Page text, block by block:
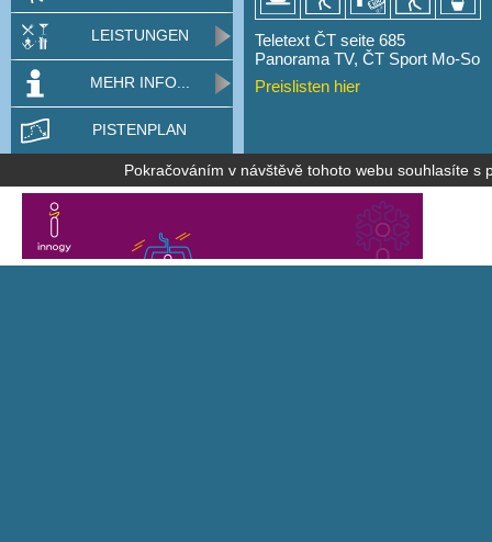
Teletext ČT seite 685
Panorama TV, ČT Sport Mo-So
Preislisten hier
LEISTUNGEN
MEHR INFO...
PISTENPLAN
Pokračováním v návštěvě tohoto webu souhlasíte